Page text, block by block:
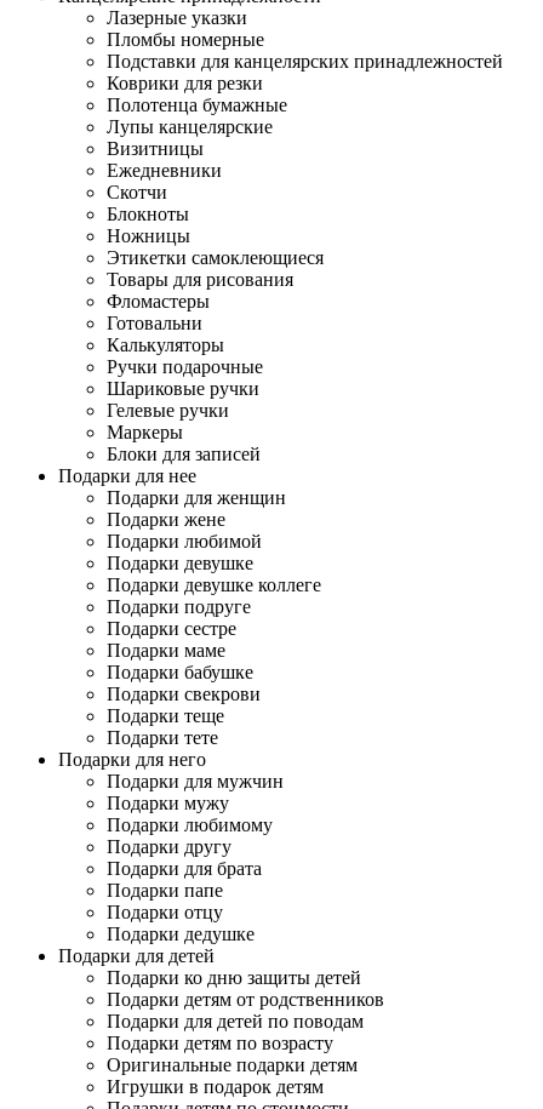
Лазерные указки
Пломбы номерные
Подставки для канцелярских принадлежностей
Коврики для резки
Полотенца бумажные
Лупы канцелярские
Визитницы
Ежедневники
Скотчи
Блокноты
Ножницы
Этикетки самоклеющиеся
Товары для рисования
Фломастеры
Готовальни
Калькуляторы
Ручки подарочные
Шариковые ручки
Гелевые ручки
Маркеры
Блоки для записей
Подарки для нее
Подарки для женщин
Подарки жене
Подарки любимой
Подарки девушке
Подарки девушке коллеге
Подарки подруге
Подарки сестре
Подарки маме
Подарки бабушке
Подарки свекрови
Подарки теще
Подарки тете
Подарки для него
Подарки для мужчин
Подарки мужу
Подарки любимому
Подарки другу
Подарки для брата
Подарки папе
Подарки отцу
Подарки дедушке
Подарки для детей
Подарки ко дню защиты детей
Подарки детям от родственников
Подарки для детей по поводам
Подарки детям по возрасту
Оригинальные подарки детям
Игрушки в подарок детям